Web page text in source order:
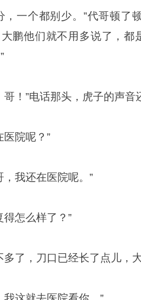
，一个都别少。”代哥顿了
鹏他们就不用多说了，都
哥！”电话那头，虎子的声音
医院呢？”
，我还在医院呢。”
得怎么样了？”
多了，刀口已经长了点儿，